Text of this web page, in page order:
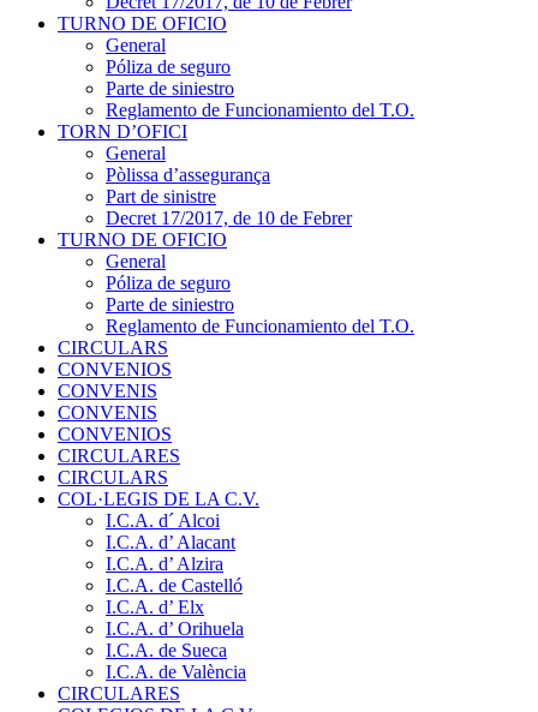
TURNO DE OFICIO
General
Póliza de seguro
Parte de siniestro
Reglamento de Funcionamiento del T.O.
TORN D’OFICI
General
Pòlissa d’assegurança
Part de sinistre
Decret 17/2017, de 10 de Febrer
TURNO DE OFICIO
General
Póliza de seguro
Parte de siniestro
Reglamento de Funcionamiento del T.O.
CIRCULARS
CONVENIOS
CONVENIS
CONVENIS
CONVENIOS
CIRCULARES
CIRCULARS
COL·LEGIS DE LA C.V.
I.C.A. d´ Alcoi
I.C.A. d’ Alacant
I.C.A. d’ Alzira
I.C.A. de Castelló
I.C.A. d’ Elx
I.C.A. d’ Orihuela
I.C.A. de Sueca
I.C.A. de València
CIRCULARES